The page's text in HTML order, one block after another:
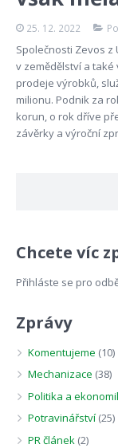
25. 12. 2022
Společnosti Zevos
v zemědělství a
prodeje výrobků,
milionu. Podnik za
korun, o rok dříve
závěrky a výroční
Chcete víc
Přihláste se pro
Zprávy
Komentujeme (10)
Mechanizace (38)
Politika a
Potravinářství (25)
PR článek (2)